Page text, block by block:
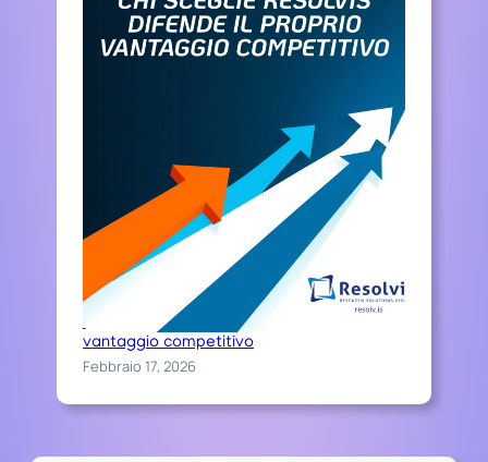
Chi sceglie Resolvis difende il proprio
vantaggio competitivo
Febbraio 17, 2026